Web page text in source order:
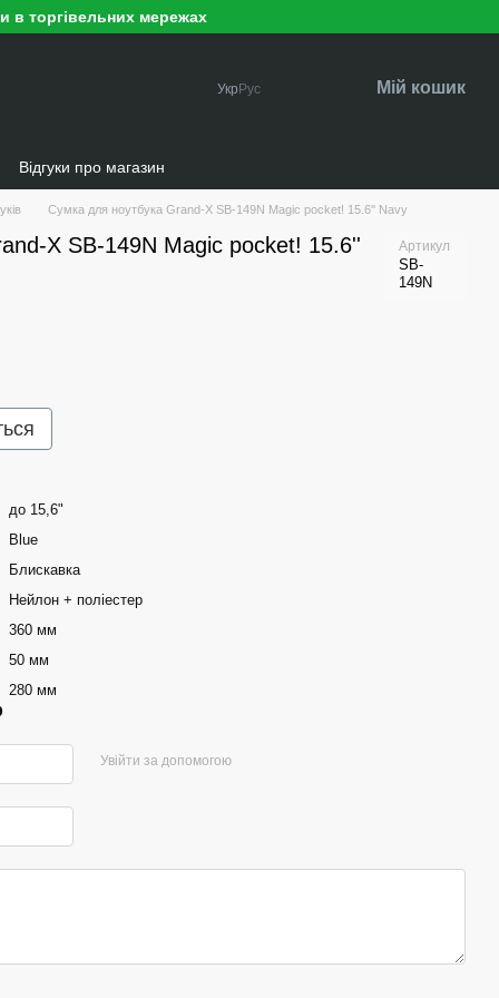
в торгівельних мережах
Укр Рус Мій кошик
Відгуки про магазин
Сумка для ноутбука Grand-X SB-149N Magic pocket! 15.6'' Navy
X SB-149N Magic pocket! 15.6'' Артикул
SB-
149N
до 15,6"
Blue
Блискавка
Нейлон + поліестер
360 мм
50 мм
280 мм
Увійти за допомогою